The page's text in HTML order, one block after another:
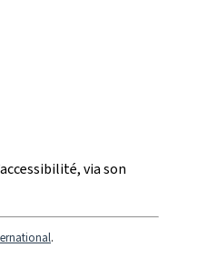
via son
.